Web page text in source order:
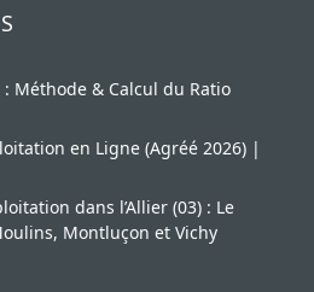
Méthode & Calcul du Ratio
en Ligne (Agréé 2026) |
dans l’Allier (03) : Le
Montluçon et Vichy